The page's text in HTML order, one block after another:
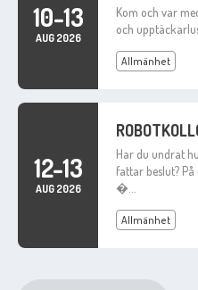
10-13
AUG 2026
Kom och var
och
Allmänhet
12-13
AUG 2026
Har du undrat
fattar beslut?
�…
Allmänhet